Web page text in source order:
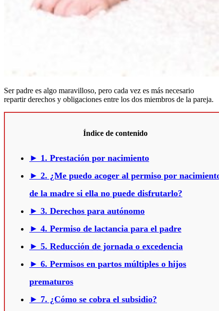
Ser padre es algo maravilloso, pero cada vez es más necesario
repartir derechos y obligaciones entre los dos miembros de la pareja.
Índice de contenido
► 1. Prestación por nacimiento
► 2. ¿Me puedo acoger al permiso por
de la madre si ella no puede disfrutarlo?
► 3. Derechos para autónomo
► 4. Permiso de lactancia para el padre
► 5. Reducción de jornada o excedencia
► 6. Permisos en partos múltiples o hijos
prematuros
► 7. ¿Cómo se cobra el subsidio?